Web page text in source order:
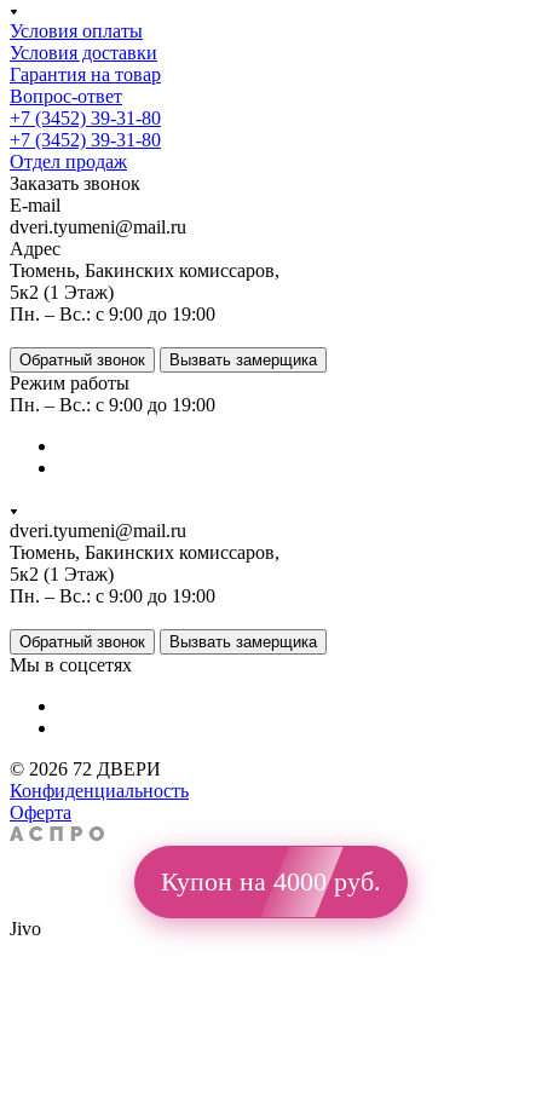
Условия оплаты
Условия доставки
Гарантия на товар
Вопрос-ответ
+7 (3452) 39-31-80
+7 (3452) 39-31-80
Отдел продаж
Заказать звонок
E-mail
dveri.tyumeni@mail.ru
Адрес
Тюмень, Бакинских комиссаров,
5к2 (1 Этаж)
Пн. – Вс.: с 9:00 до 19:00
Обратный звонок Вызвать замерщика
Режим работы
Пн. – Вс.: с 9:00 до 19:00
dveri.tyumeni@mail.ru
Тюмень, Бакинских комиссаров,
5к2 (1 Этаж)
Пн. – Вс.: с 9:00 до 19:00
Обратный звонок Вызвать замерщика
Мы в соцсетях
© 2026 72 ДВЕРИ
Конфиденциальность
Оферта
Купон на 4000 руб.
Jivo